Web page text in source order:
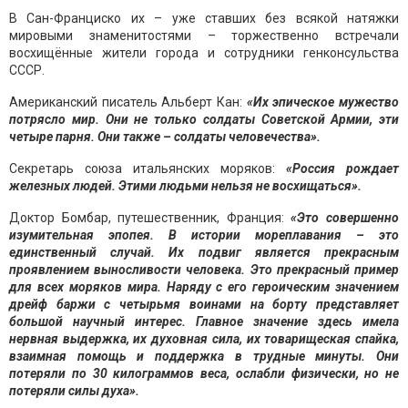
В Сан-Франциско их – уже ставших без всякой натяжки
мировыми знаменитостями – торжественно встречали
восхищённые жители города и сотрудники генконсульства
СССР.
Американский писатель Альберт Кан: «Их эпическое мужество
потрясло мир. Они не только солдаты Советской Армии, эти
четыре парня. Они также – солдаты человечества».
Секретарь союза итальянских моряков: «Россия рождает
железных людей. Этими людьми нельзя не восхищаться».
Доктор Бомбар, путешественник, Франция:«Это совершенно
изумительная эпопея. В истории мореплавания – это
единственный случай. Их подвиг является прекрасным
проявлением выносливости человека. Это прекрасный пример
для всех моряков мира. Наряду с его героическим значением
дрейф баржи с четырьмя воинами на борту представляет
большой научный интерес. Главное значение здесь имела
нервная выдержка, их духовная сила, их товарищеская спайка,
взаимная помощь и поддержка в трудные минуты. Они
потеряли по 30 килограммов веса, ослабли физически, но не
потеряли силы духа».